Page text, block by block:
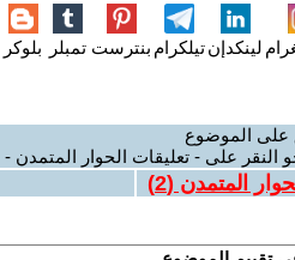
لينكدإنتيلكرام بنترست تمبلر بلوكر
على الموضوع
النقر على - تعليقات الحوار المتمدن -
المتمدن (2
)